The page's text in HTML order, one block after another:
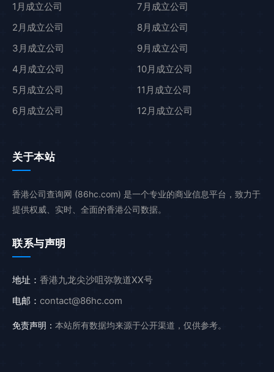
1月成立公司
2月成立公司
3月成立公司
4月成立公司
5月成立公司
6月成立公司
7月成立公司
8月成立公司
9月成立公司
10月成立公司
11月成立公司
12月成立公司
关于本站
香港公司查询网 (86hc.com) 是一个专业的商业信息平台，致力于
提供权威、实时、全面的香港公司数据。
联系与声明
地址： 香港九龙尖沙咀弥敦道XX号
电邮： contact@86hc.com
免责声明： 本站所有数据均来源于公开渠道，仅供参考。